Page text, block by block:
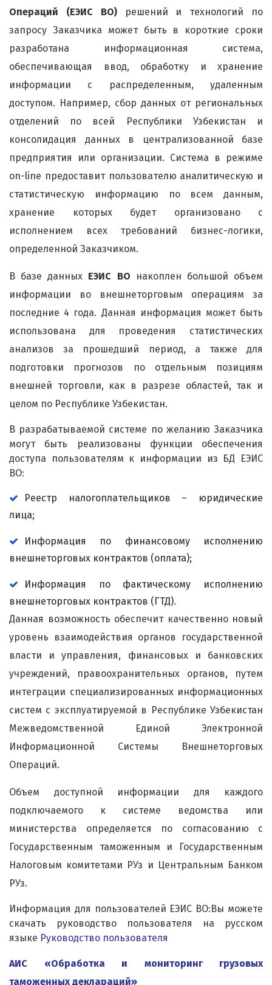
Операций (ЕЭИС ВО)
решений и технологий по
запросу Заказчика может быть в короткие сроки
разработана информационная система,
обеспечивающая ввод, обработку и хранение
информации с распределенным, удаленным
доступом. Например, сбор данных от региональных
отделений по всей Республики Узбекистан и
консолидация данных в централизованной базе
предприятия или организации. Система в режиме
on-line предоставит пользователю аналитическую и
статистическую информацию по всем данным,
хранение которых будет организовано с
исполнением всех требований бизнес-логики,
определенной Заказчиком.
В базе данных ЕЭИС ВО
накоплен большой объем
информации во внешнеторговым операциям за
последние 4 года. Данная информация может быть
использована для проведения статистических
анализов за прошедший период, а также для
подготовки прогнозов по отдельным позициям
внешней торговли, как в разрезе областей, так и
целом по Республике Узбекистан.
В разрабатываемой системе по желанию Заказчика
могут быть реализованы функции обеспечения
доступа пользователям к информации из БД ЕЭИС
ВО:
Реестр налогоплательщиков – юридические
лица;
Информация по финансовому исполнению
внешнеторговых контрактов (оплата);
Информация по фактическому исполнению
внешнеторговых контрактов (ГТД).
Данная возможность обеспечит качественно новый
уровень взаимодействия органов государственной
власти и управления, финансовых и банковских
учреждений, правоохранительных органов, путем
интеграции специализированных информационных
систем с эксплуатируемой в Республике Узбекистан
Межведомственной Единой Электронной
Информационной Системы Внешнеторговых
Операций.
Объем доступной информации для каждого
подключаемого к системе ведомства или
министерства определяется по согласованию с
Государственным таможенным и Государственным
Налоговым комитетами РУз и Центральным Банком
РУз.
Информация для пользователей ЕЭИС ВО:Вы можете
скачать руководство пользователя на русском
языке Руководство пользователя
АИС «Обработка и мониторинг грузовых
таможенных деклараций»